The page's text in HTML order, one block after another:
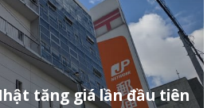
tăng giá lần đầu tiên